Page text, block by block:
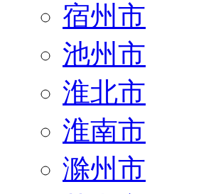
宿州市
池州市
淮北市
淮南市
滁州市